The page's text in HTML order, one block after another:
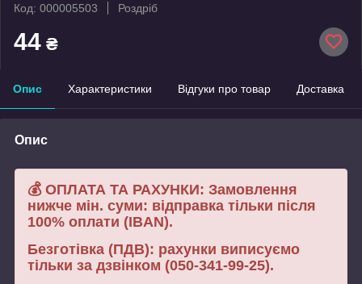
Код: 000005503
Роздріб
44 ₴
Опис Характеристики Відгуки про товар Доставка
Опис
💰 ОПЛАТА ТА РАХУНКИ: Замовлення
нижче мін. суми: відправка тільки після
100% оплати (IBAN).
Безготівка (ПДВ): рахунки виписуємо
тільки за дзвінком (050-341-99-25).